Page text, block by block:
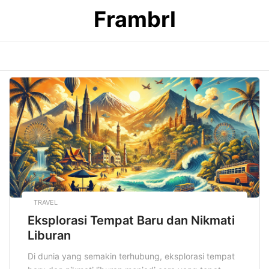
Frambrl
TRAVEL
Eksplorasi Tempat Baru dan Nikmati
Liburan
Di dunia yang semakin terhubung, eksplorasi tempat